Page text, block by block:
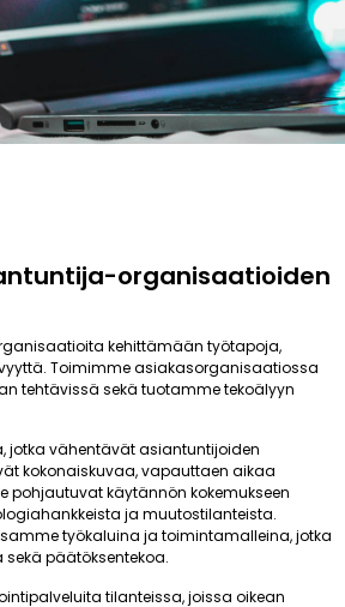
organisaatioiden
kehittämään työtapoja,
Toimimme asiakasorganisaatiossa
tehtävissä sekä tuotamme tekoälyyn
jotka vähentävät asiantuntijoiden
kokonaiskuvaa, vapauttaen aikaa
pohjautuvat käytännön kokemukseen
ja muutostilanteista.
työkaluina ja toimintamalleina, jotka
päätöksentekoa.
tilanteissa, joissa oikean